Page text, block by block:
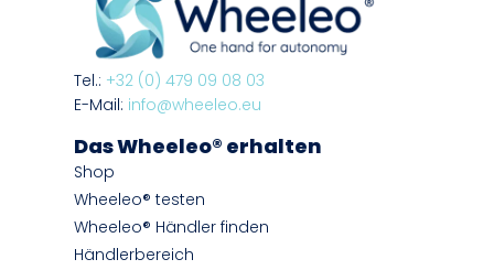
Tel.: +32 (0) 479 09 08 03
E-Mail: info@wheeleo.eu
Das Wheeleo® erhalten
Shop
Wheeleo® testen
Wheeleo® Händler finden
Händlerbereich